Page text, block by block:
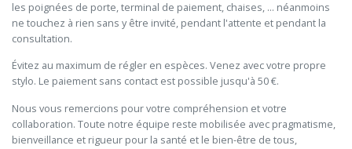
les poignées de porte, terminal de paiement, chaises, ... néanmoins
ne touchez à rien sans y être invité, pendant l'attente et pendant la
consultation.
Évitez au maximum de régler en espèces. Venez avec votre propre
stylo. Le paiement sans contact est possible jusqu'à 50 €.
Nous vous remercions pour votre compréhension et votre
collaboration. Toute notre équipe reste mobilisée avec pragmatisme,
bienveillance et rigueur pour la santé et le bien-être de tous,